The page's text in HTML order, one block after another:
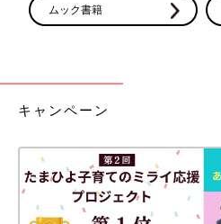
ムック書籍
キャンペーン